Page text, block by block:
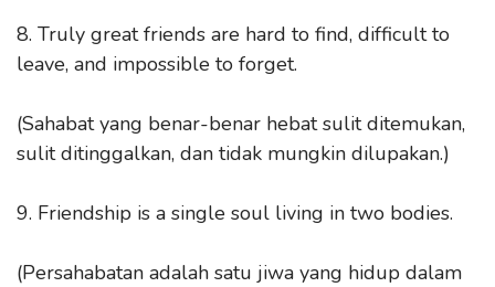
8. Truly great friends are hard to find, difficult to
leave, and impossible to forget.
(Sahabat yang benar-benar hebat sulit ditemukan,
sulit ditinggalkan, dan tidak mungkin dilupakan.)
9. Friendship is a single soul living in two bodies.
(Persahabatan adalah satu jiwa yang hidup dalam